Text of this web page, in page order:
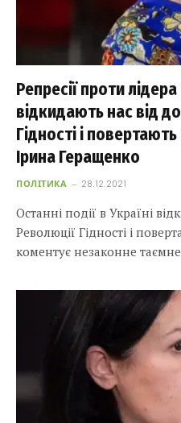
Репресії проти
відкидають нас від
Гідності і
Ірина Геращенко
ПОЛІТИКА 28.12.2021
Останні події в Україні
Революції Гідності і
коментує незаконне